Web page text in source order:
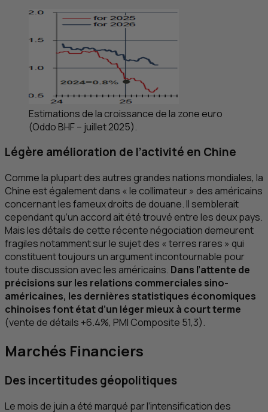
Estimations de la croissance de la zone euro
(Oddo BHF– juillet 2025).
Légère amélioration de l’activité en Chine
Comme la plupart des autres grandes nations mondiales, la
Chine est également dans « le collimateur » des américains
concernant les fameux droits de douane. Il semblerait
cependant qu’un accord ait été trouvé entre les deux pays.
Mais les détails de cette récente négociation demeurent
fragiles notamment sur le sujet des « terres rares » qui
constituent toujours un argument incontournable pour
toute discussion avec les américains. Dans l’attente de
précisions sur les relations commerciales sino-
américaines, les dernières statistiques économiques
chinoises font état d’un léger mieux à court terme
(vente de détails +6.4%, PMI Composite 51,3).
Marchés Financiers
Des incertitudes géopolitiques
Le mois de juin a été marqué par l’intensification des